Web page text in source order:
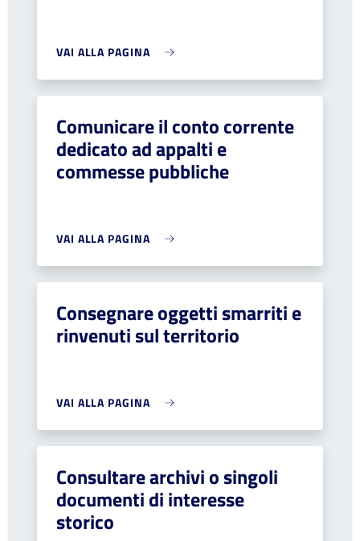
VAI ALLA PAGINA
Comunicare il conto corrente
dedicato ad appalti e
commesse pubbliche
VAI ALLA PAGINA
Consegnare oggetti smarriti e
rinvenuti sul territorio
VAI ALLA PAGINA
Consultare archivi o singoli
documenti di interesse
storico